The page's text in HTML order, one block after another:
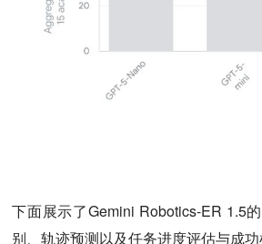
下面展示了Gemini Robotics-ER 1.5
别、轨迹预测以及任务进度评估与成功